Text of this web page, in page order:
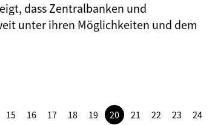
dass Zentralbanken und
unter ihren Möglichkeiten und dem
15 16 17 18 19 20 21 22 23
24